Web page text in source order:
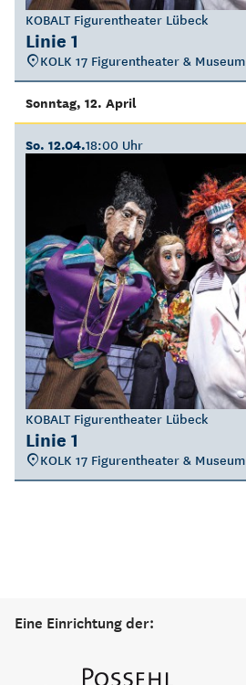
KOBALT Figurentheater Lübeck
Linie 1
KOLK 17 Figurentheater & Museum
Sonntag, 12. April
So. 12.04.18:00 Uhr
KOBALT Figurentheater Lübeck
Linie 1
KOLK 17 Figurentheater & Museum
Eine Einrichtung der: